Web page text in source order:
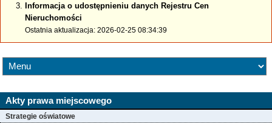
Informacja o udostępnieniu danych Rejestru Cen
Nieruchomości
Ostatnia aktualizacja: 2026-02-25 08:34:39
Akty prawa miejscowego
Strategie oświatowe